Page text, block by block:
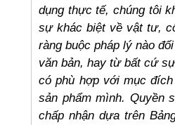
dụng thực tế, chúng tôi
sự khác biệt về vật tư,
ràng buộc pháp lý nào
văn bản, hay từ bất cứ
có phù hợp với mục
sản phẩm mình. Quyền
chấp nhận dựa trên